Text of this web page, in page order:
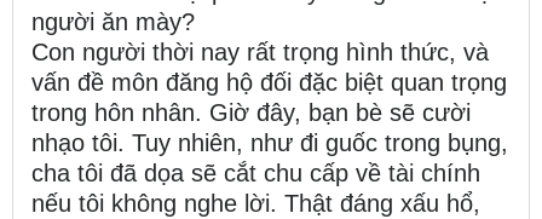
người ăn mày?
Con người thời nay rất trọng hình thức, và
vấn đề môn đăng hộ đối đặc biệt quan trọng
trong hôn nhân. Giờ đây, bạn bè sẽ cười
nhạo tôi. Tuy nhiên, như đi guốc trong bụng,
cha tôi đã dọa sẽ cắt chu cấp về tài chính
nếu tôi không nghe lời. Thật đáng xấu hổ,